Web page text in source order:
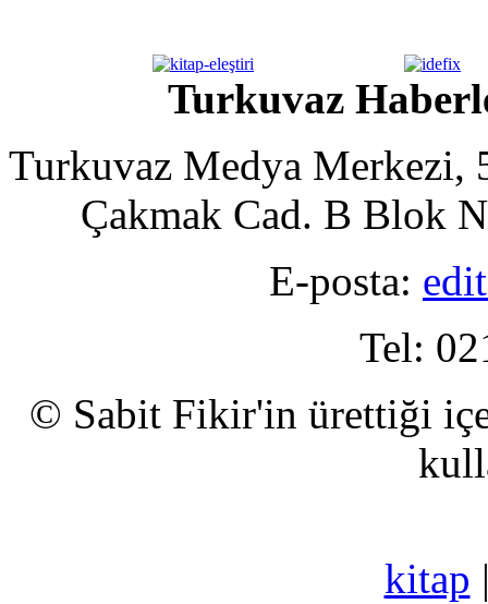
Turkuvaz
Turkuvaz Medya Merkezi,
Çakmak Cad. B Blok
E-posta:
Tel:
© Sabit Fikir'in ürettiği
kitap